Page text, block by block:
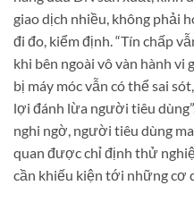
giao dịch nhiều, không phải
đi đo, kiểm định. “Tín chấp
khi bên ngoài vô vàn hành vi
bị máy móc vẫn có thể sai
lợi đánh lừa người tiêu
nghi ngờ, người tiêu dùng
quan được chỉ định thử
cần khiếu kiện tới những cơ